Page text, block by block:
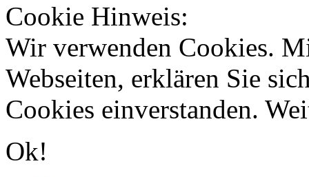
Cookie Hinweis:
Wir verwenden Cookies.
Webseiten, erklären Sie
Cookies einverstanden.
Ok!